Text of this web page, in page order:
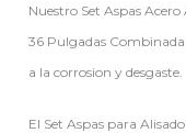
Nuestro Set Aspas
36 Pulgadas
a la corrosion y desgaste.
El Set Aspas para